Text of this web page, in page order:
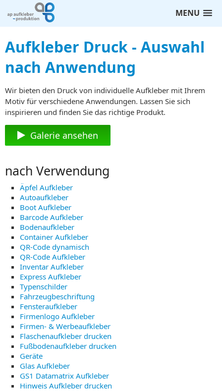
MENU
Aufkleber Druck - Auswahl
nach Anwendung
Wir bieten den Druck von individuelle Aufkleber mit Ihrem
Motiv für verschiedene Anwendungen. Lassen Sie sich
inspirieren und finden Sie das richtige Produkt.
Galerie ansehen
nach Verwendung
Äpfel Aufkleber
Autoaufkleber
Boot Aufkleber
Barcode Aufkleber
Bodenaufkleber
Container Aufkleber
QR-Code dynamisch
QR-Code Aufkleber
Inventar Aufkleber
Express Aufkleber
Typenschilder
Fahrzeugbeschriftung
Fensteraufkleber
Firmenlogo Aufkleber
Firmen- & Werbeaufkleber
Flaschenaufkleber drucken
Fußbodenaufkleber drucken
Geräte
Glas Aufkleber
GS1 Datamatrix Aufkleber
Hinweis Aufkleber drucken